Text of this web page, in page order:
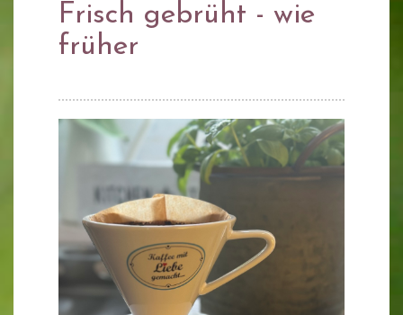
Frisch gebrüht - wie
früher